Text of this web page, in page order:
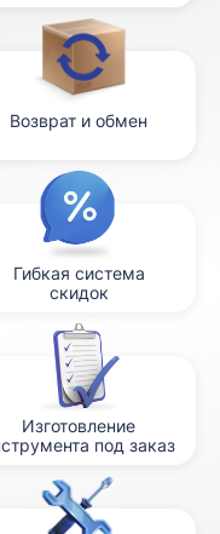
Возврат и обмен
Гибкая система
скидок
Изготовление
под заказ